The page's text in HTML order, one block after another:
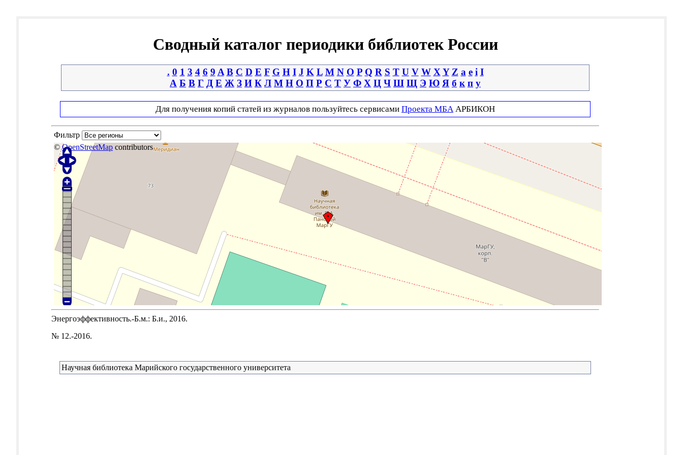
Сводный каталог периодики библиотек России
. 0 1 3 4 6 9 A B C D E F G H I J K L M N O P Q R S T U V W X Y Z a e i І
А Б В Г Д Е Ж З И К Л М Н О П Р С Т У Ф Х Ц Ч Ш Щ Э Ю Я б к п у
Для получения копий статей из журналов пользуйтесь сервисами Проекта МБА АРБИКОН
Фильтр
©OpenStreetMap contributors
Энергоэффективность.-Б.м.: Б.и., 2016.
№ 12.-2016.
Научная библиотека Марийского государственного университета